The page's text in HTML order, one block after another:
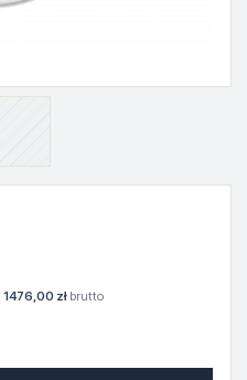
1476,00 złbrutto